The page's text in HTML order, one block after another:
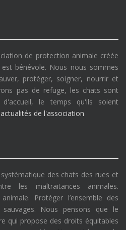
de protection animale créée
bénévole. Nous nous sommes
protéger, soigner, nourrir et
pas de refuge, les chats sont
le temps qu'ils soient
de l'association
des chats des rues et
les maltraitances animales.
Protéger l’ensemble des
Nous pensons que le
qui propose des droits équitables